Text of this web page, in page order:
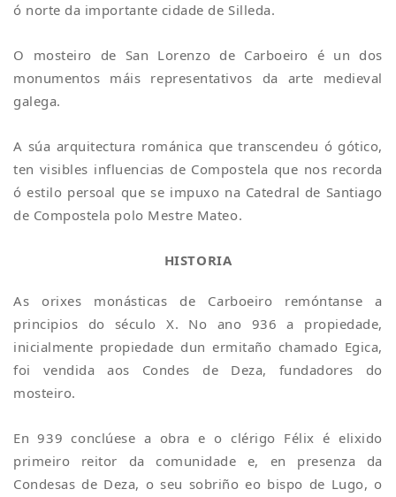
ó norte da importante cidade de Silleda.
O mosteiro de San Lorenzo de Carboeiro é un dos
monumentos máis representativos da arte medieval
galega.
A súa arquitectura románica que transcendeu ó gótico,
ten visibles influencias de Compostela que nos recorda
ó estilo persoal que se impuxo na Catedral de Santiago
de Compostela polo Mestre Mateo.
HISTORIA
As orixes monásticas de Carboeiro remóntanse a
principios do século X. No ano 936 a propiedade,
inicialmente propiedade dun ermitaño chamado Egica,
foi vendida aos Condes de Deza, fundadores do
mosteiro.
En 939 conclúese a obra e o clérigo Félix é elixido
primeiro reitor da comunidade e, en presenza da
Condesas de Deza, o seu sobriño eo bispo de Lugo, o